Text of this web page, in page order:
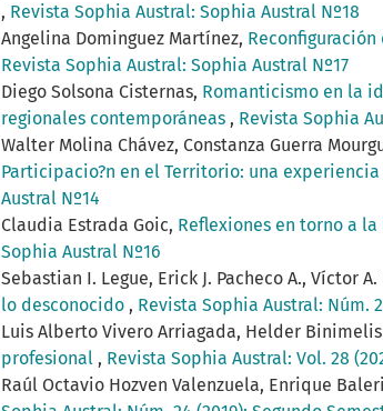
, Revista Sophia Austral: Sophia Austral Nº18
Angelina Dominguez Martínez,
Revista Sophia Austral: Sophia Austral Nº17
Diego Solsona Cisternas, Romanticismo en la
regionales contemporáneas , Revista Sophia
Walter Molina Chávez, Constanza Guerra
Participacio?n en el Territorio: una
Austral Nº14
Claudia Estrada Goic, Reflexiones en torno a
Sophia Austral Nº16
Sebastian I. Legue, Erick J. Pacheco A., Víctor
lo desconocido , Revista Sophia Austral: Núm.
Luis Alberto Vivero Arriagada, Helder Binimelis
profesional , Revista Sophia Austral: Vol. 28
Raúl Octavio Hozven Valenzuela, Enrique